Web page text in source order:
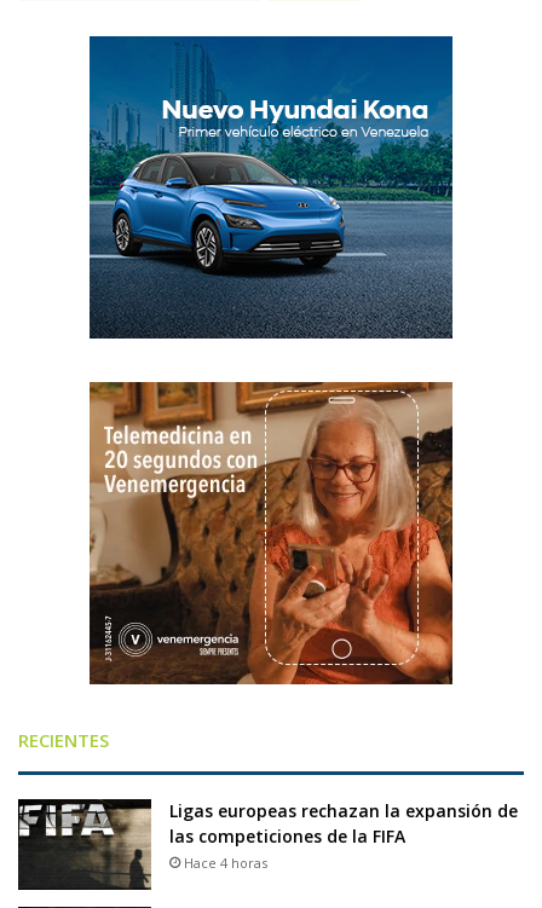
RECIENTES
Ligas europeas rechazan la expansión de
las competiciones de la FIFA
Hace 4 horas